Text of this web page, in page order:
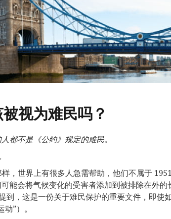
视为难民吗？
都不是《公约》规定的难民。
，世界上有很多人急需帮助，他们不属于
能会将气候变化的受害者添加到被排除在外的
到，这是一份关于难民保护的重要文件，即使
”）。